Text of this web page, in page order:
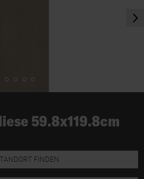
59.8x119.8cm
FINDEN